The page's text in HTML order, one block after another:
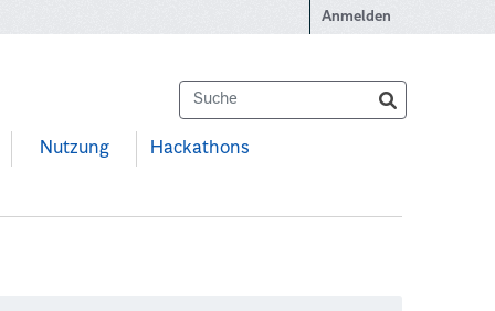
Anmelden
Nutzung Hackathons